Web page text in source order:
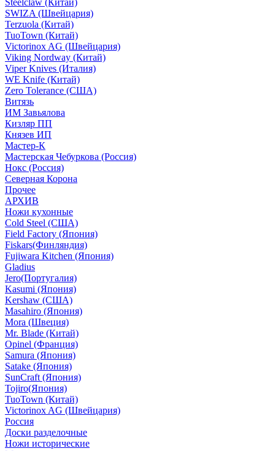
Steelclaw (Китай)
SWIZA (Швейцария)
Terzuola (Китай)
TuoTown (Китай)
Victorinox AG (Швейцария)
Viking Nordway (Китай)
Viper Knives (Италия)
WE Knife (Китай)
Zero Tolerance (США)
Витязь
ИМ Завьялова
Кизляр ПП
Князев ИП
Мастер-К
Мастерская Чебуркова (Россия)
Нокс (Россия)
Северная Корона
Прочее
АРХИВ
Ножи кухонные
Cold Steel (США)
Field Factory (Япония)
Fiskars(Финляндия)
Fujiwara Kitchen (Япония)
Gladius
Jero(Португалия)
Kasumi (Япония)
Kershaw (США)
Masahiro (Япония)
Mora (Швеция)
Mr. Blade (Китай)
Opinel (Франция)
Samura (Япония)
Satake (Япония)
SunCraft (Япония)
Tojiro(Япония)
TuoTown (Китай)
Victorinox AG (Швейцария)
Россия
Доски разделочные
Ножи исторические